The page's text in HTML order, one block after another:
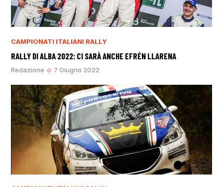
CAMPIONATI ITALIANI RALLY
RALLY DI ALBA 2022: CI SARÀ ANCHE EFRÉN LLARENA
Redazione 7 Giugno 2022